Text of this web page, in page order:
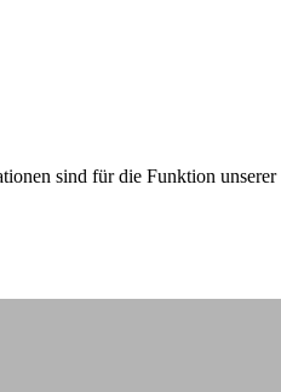
sind für die Funktion